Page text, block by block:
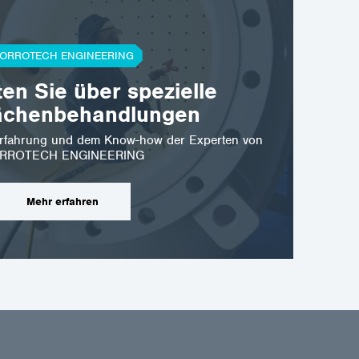
ENGINEERING
Sie über spezielle
und dem Know-how der Experten von
ENGINEERING
Mehr erfahren